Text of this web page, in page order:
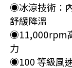
◉冰涼技術：
舒緩降溫
◉11,000rpm
力
◉100 等級風